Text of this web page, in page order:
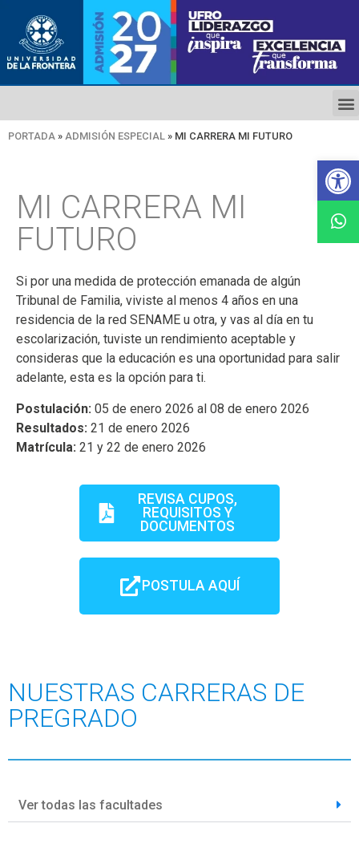
PORTADA » ADMISIÓN ESPECIAL » MI CARRERA MI FUTURO
MI CARRERA MI
FUTURO
Si por una medida de protección emanada de algún
Tribunal de Familia, viviste al menos 4 años en una
residencia de la red SENAME u otra, y vas al día en tu
escolarización, tuviste un rendimiento aceptable y
consideras que la educación es una oportunidad para salir
adelante, esta es la opción para ti.
Postulación: 05 de enero 2026 al 08 de enero 2026
Resultados: 21 de enero 2026
Matrícula: 21 y 22 de enero 2026
REVISA CUPOS,
REQUISITOS Y
DOCUMENTOS
POSTULA AQUÍ
NUESTRAS CARRERAS DE
PREGRADO
Ver todas las facultades